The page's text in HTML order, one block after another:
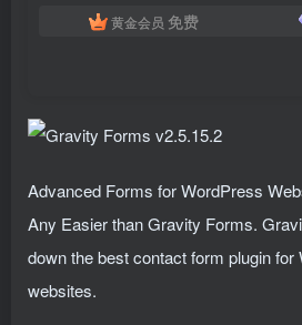
黄金会员 免费
Advanced Forms for WordPress
Any Easier than Gravity Forms.
down the best contact form plugin
websites.